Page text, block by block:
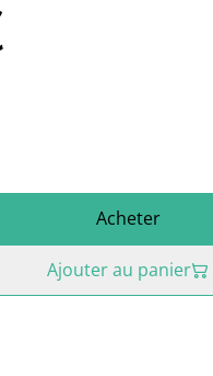
Acheter
Ajouter au panier